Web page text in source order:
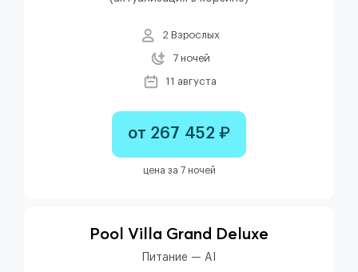
2 Взрослых
7 ночей
11 августа
от 267 452 ₽
цена за 7 ночей
Pool Villa Grand Deluxe
Питание — AI